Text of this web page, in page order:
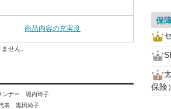
商品内容の充実度
せん。
ンナー 堀内玲子
表 黒田尚子
保
保険）